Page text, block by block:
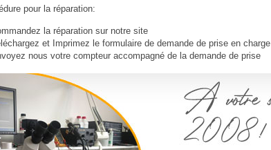
pour la réparation:
la réparation sur notre site
et Imprimez le formulaire de demande de prise en charge
nous votre compteur accompagné de la demande de prise